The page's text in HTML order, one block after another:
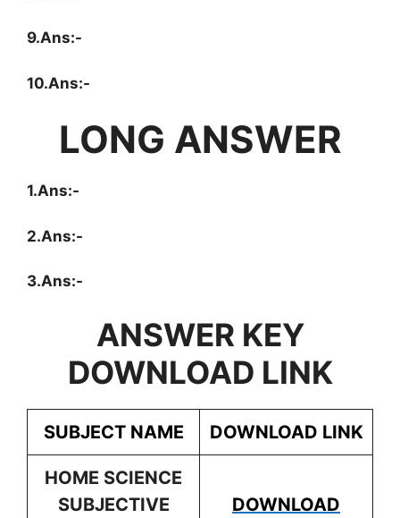
9.Ans:-
10.Ans:-
LONG ANSWER
1.Ans:-
2.Ans:-
3.Ans:-
ANSWER KEY
DOWNLOAD LINK
SUBJECT NAME DOWNLOAD LINK
HOME SCIENCE
SUBJECTIVE
DOWNLOAD